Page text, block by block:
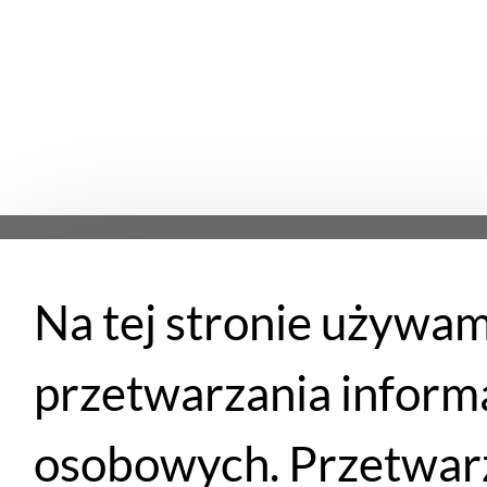
Płatności
eRaty
Płatność przy
odbiorze
Na tej stronie
przetwarzania
osobowych.